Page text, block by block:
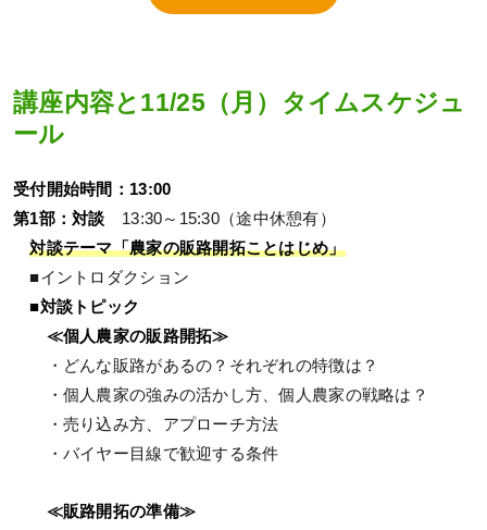
講座内容と11/25（月）タイムスケジュ
ール
受付開始時間：13:00
第1部：対談 13:30～15:30（途中休憩有）
対談テーマ「農家の販路開拓ことはじめ」
■イントロダクション
■対談トピック
≪個人農家の販路開拓≫
・どんな販路があるの？それぞれの特徴は？
・個人農家の強みの活かし方、個人農家の戦略は？
・売り込み方、アプローチ方法
・バイヤー目線で歓迎する条件
≪販路開拓の準備≫